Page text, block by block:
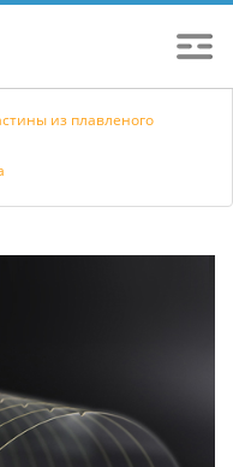
из плавленого